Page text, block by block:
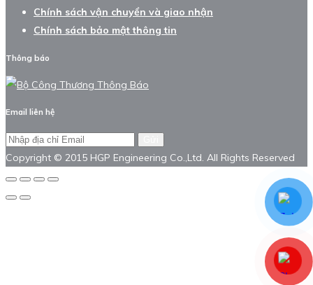
Chính sách vận chuyển và giao nhận
Chính sách bảo mật thông tin
Thông báo
Email liên hệ
Copyright © 2015 HGP Engineering Co.,Ltd. All Rights Reserved